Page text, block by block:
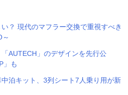
？ 現代のマフラー交換で重視すべき
AUTECH」のデザインを先行公
」も
泊キット、3列シート7人乗り用が新